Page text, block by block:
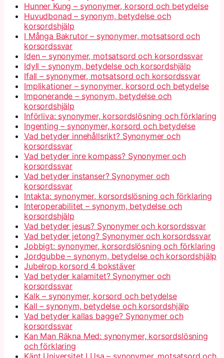
Hunner Kung – synonymer, korsord och betydelse
Huvudbonad – synonym, betydelse och
korsordshjälp
I Många Bakrutor – synonymer, motsatsord och
korsordssvar
Iden – synonymer, motsatsord och korsordssvar
Idyll – synonym, betydelse och korsordshjälp
Ifall – synonymer, motsatsord och korsordssvar
Implikationer – synonymer, korsord och betydelse
Imponerande – synonym, betydelse och
korsordshjälp
Införliva: synonymer, korsordslösning och förklaring
Ingenting – synonymer, korsord och betydelse
Vad betyder innehållsrikt? Synonymer och
korsordssvar
Vad betyder inre kompass? Synonymer och
korsordssvar
Vad betyder instanser? Synonymer och
korsordssvar
Intakta: synonymer, korsordslösning och förklaring
Interoperabilitet – synonym, betydelse och
korsordshjälp
Vad betyder jesus? Synonymer och korsordssvar
Vad betyder jetong? Synonymer och korsordssvar
Jobbigt: synonymer, korsordslösning och förklaring
Jordgubbe – synonym, betydelse och korsordshjälp
Jubelrop korsord 4 bokstäver
Vad betyder kalamitet? Synonymer och
korsordssvar
Kalk – synonymer, korsord och betydelse
Kall – synonym, betydelse och korsordshjälp
Vad betyder kallas bagge? Synonymer och
korsordssvar
Kan Man Räkna Med: synonymer, korsordslösning
och förklaring